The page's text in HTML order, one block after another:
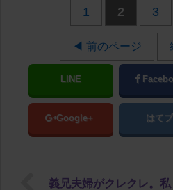
1 2 3
◀ 前のページ
LINE
Google+ はてブ
義兄夫婦がクレクレ。